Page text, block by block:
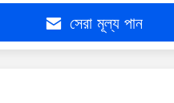
সেরা মূল্য পান